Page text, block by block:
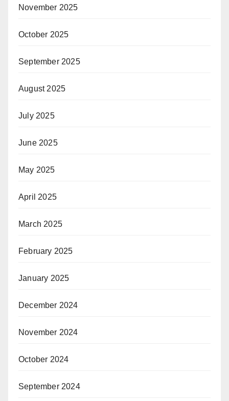
November 2025
October 2025
September 2025
August 2025
July 2025
June 2025
May 2025
April 2025
March 2025
February 2025
January 2025
December 2024
November 2024
October 2024
September 2024